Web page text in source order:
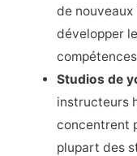
de
développer
Studios de
instructeurs
concentrent
plupart des